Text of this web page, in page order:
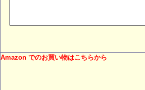
Amazon でのお買い物はこちらから